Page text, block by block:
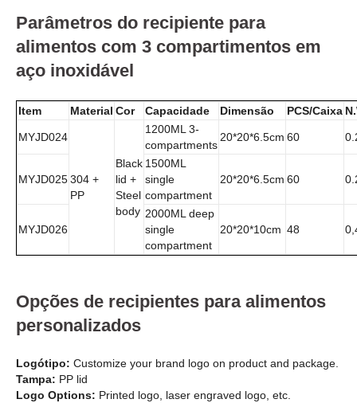
Parâmetros do recipiente para
alimentos com 3 compartimentos em
aço inoxidável
Item Material Cor Capacidade Dimensão PCS/Caixa
MYJD024
304 +
PP
Black
lid +
Steel
body
1200ML 3-
compartments
20*20*6.5cm 60
MYJD025
1500ML
single
compartment
20*20*6.5cm 60
MYJD026
2000ML deep
single
compartment
20*20*10cm 48
Opções de recipientes para alimentos
personalizados
Logótipo: Customize your brand logo on product and package.
Tampa: PP lid
Logo Options: Printed logo, laser engraved logo, etc.